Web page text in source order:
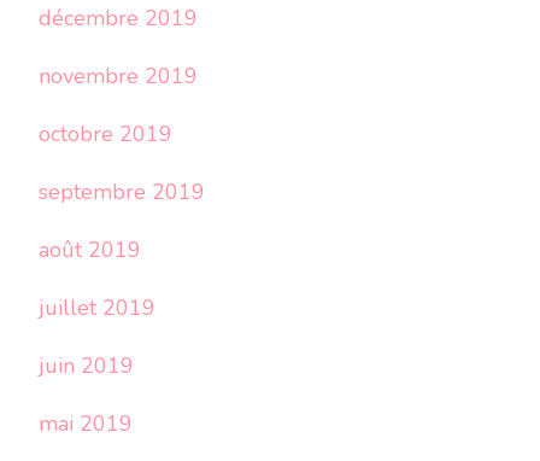
décembre 2019
novembre 2019
octobre 2019
septembre 2019
août 2019
juillet 2019
juin 2019
mai 2019